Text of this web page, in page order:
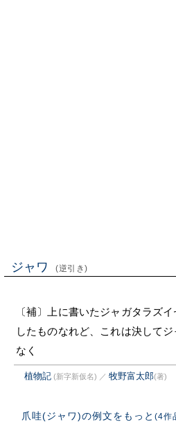
ジャワ (逆引き)
〔補〕上に書いたジャガタラズ
したものなれど、これは決して
なく
植物記 (新字新仮名) ／ 牧野富太郎(著)
爪哇(ジャワ)の例文をもっと (4作